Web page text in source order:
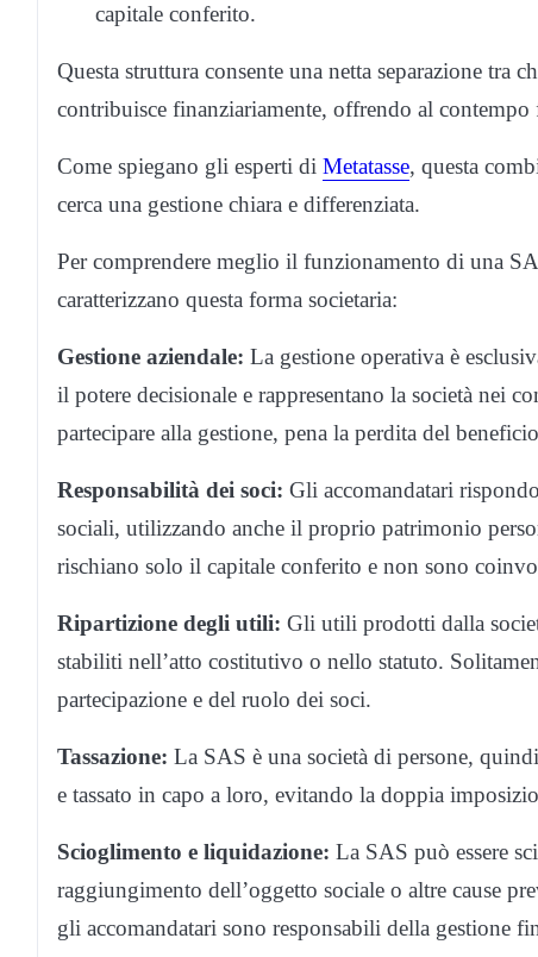
capitale conferito.
Questa struttura consente una netta separazione tra
contribuisce finanziariamente, offrendo al
Come spiegano gli esperti di Metatasse, questa
cerca una gestione chiara e differenziata.
Per comprendere meglio il funzionamento di una
caratterizzano questa forma societaria:
Gestione aziendale: La gestione operativa è
il potere decisionale e rappresentano la società nei
partecipare alla gestione, pena la perdita del
Responsabilità dei soci: Gli accomandatari
sociali, utilizzando anche il proprio patrimonio
rischiano solo il capitale conferito e non sono
Ripartizione degli utili: Gli utili prodotti dalla
stabiliti nell’atto costitutivo o nello statuto.
partecipazione e del ruolo dei soci.
Tassazione: La SAS è una società di persone,
e tassato in capo a loro, evitando la doppia
Scioglimento e liquidazione: La SAS può essere
raggiungimento dell’oggetto sociale o altre cause
gli accomandatari sono responsabili della gestione